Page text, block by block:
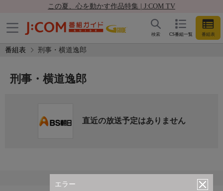
この夏、心を動かす作品特集 | J:COM TV
CS番組一覧 番組表
検索
番組表 刑事・横道逸郎
エラー
刑事・横道逸郎
直近の放送予定はありません